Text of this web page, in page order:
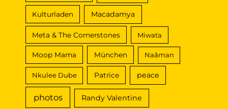
Kulturladen Macadamya
Meta & The Cornerstones Miwata
Moop Mama München Naâman
Nkulee Dube Patrice peace
photos Randy Valentine